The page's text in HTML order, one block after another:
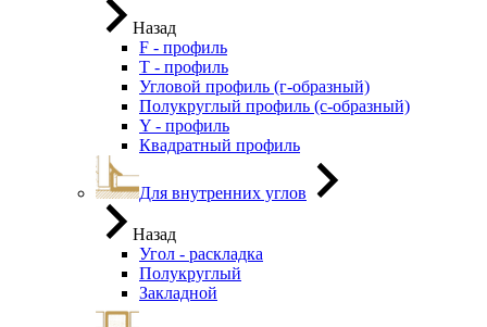
Назад
F - профиль
Т - профиль
Угловой профиль (г-образный)
Полукруглый профиль (с-образный)
Y - профиль
Квадратный профиль
Для внутренних углов
Назад
Угол - раскладка
Полукруглый
Закладной